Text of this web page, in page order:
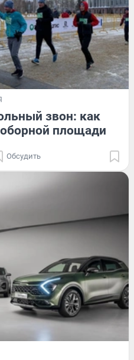
звон: как
площади
Обсудить